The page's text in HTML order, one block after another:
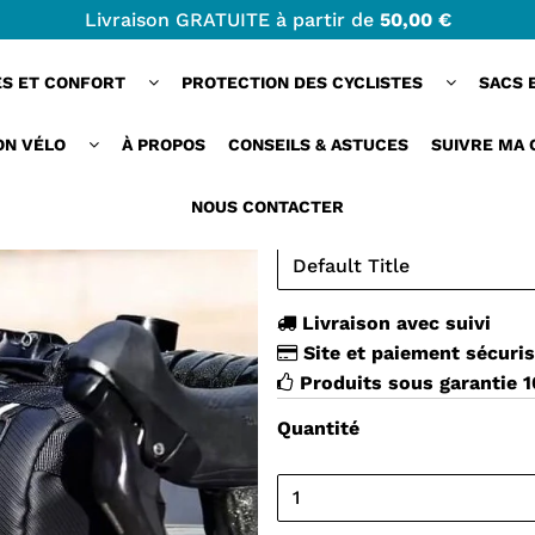
Livraison GRATUITE à partir de 50,00 €
ET CONFORT PROTECTION DES CYCLISTES SACS
VÉLO À PROPOS CONSEILS & ASTUCES SUIVRE MA
NOUS CONTACTER
pour des trajets sans encombre
ÉTANCHE ET
Livraison avec suivi
Site et paiement
Produits sous garantie
Quantité